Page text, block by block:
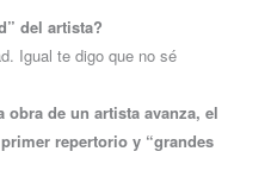
del artista?
Igual te digo que no sé
de un artista avanza, el
repertorio y “grandes